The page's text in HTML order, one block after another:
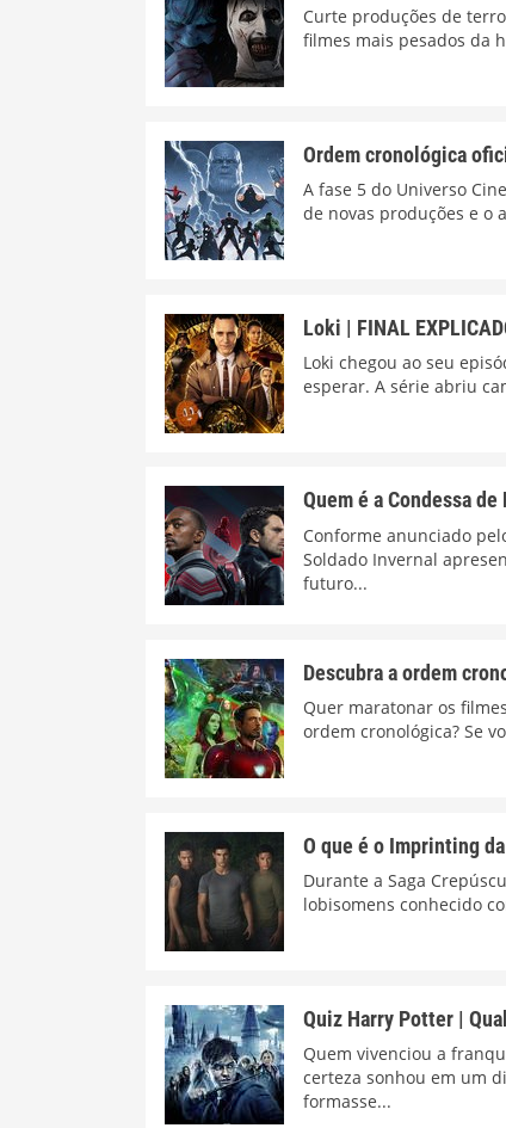
Curte produções de
filmes mais pesados da
Ordem cronológica
A fase 5 do Universo
de novas produções e o
Loki | FINAL
Loki chegou ao seu
esperar. A série abriu
Quem é a Condessa
Conforme anunciado
Soldado Invernal
futuro...
Descubra a ordem
Quer maratonar os
ordem cronológica? Se
O que é o Imprinting
Durante a Saga
lobisomens conhecido
Quiz Harry Potter |
Quem vivenciou a
certeza sonhou em um
formasse...